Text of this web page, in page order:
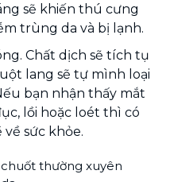
sẽ khiến thú cưng
trùng da và bị lạnh.
Chất dịch sẽ tích tụ
lang sẽ tự mình loại
bạn nhận thấy mắt
lồi hoặc loét thì có
sức khỏe.